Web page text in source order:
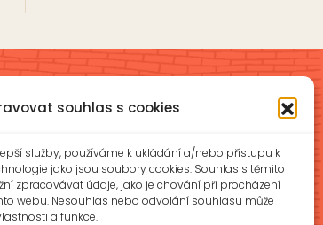
souhlas s cookies
služby, používáme k ukládání a/nebo přístupu k
jako jsou soubory cookies. Souhlas s těmito
zpracovávat údaje, jako je chování při procházení
webu. Nesouhlas nebo odvolání souhlasu může
a funkce.
ŠJ: +420 577 927 979
ŠD: +420 577 926 720